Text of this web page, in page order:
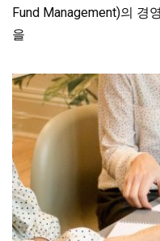
Fund Management)의 경
을